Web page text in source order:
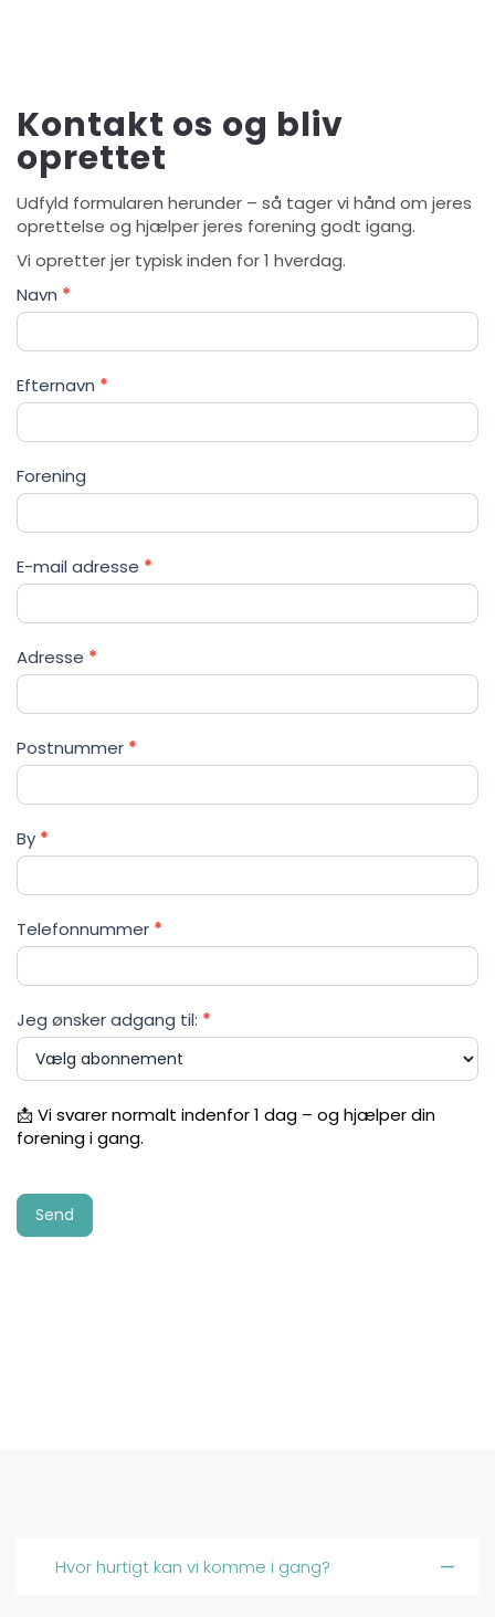
Kontakt os og bliv
oprettet
Udfyld formularen herunder – så tager vi hånd om jeres
oprettelse og hjælper jeres forening godt igang.
Vi opretter jer typisk inden for 1 hverdag.
Køb
Navn *
Efternavn *
Forening
E-mail adresse *
Adresse *
Postnummer *
By *
Telefonnummer *
Jeg ønsker adgang til: *
📩 Vi svarer normalt indenfor 1 dag – og hjælper din
forening i gang.
Send
Hvor hurtigt kan vi komme i gang?